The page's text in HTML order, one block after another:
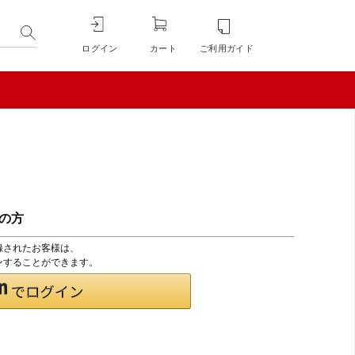
ログイン カート ご利用ガイド
方
れたお客様は、
ることができます。